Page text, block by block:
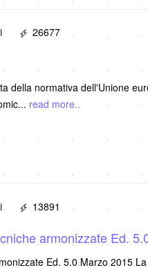
26677
... read more..
13891
e norme tecniche
Ed. 5.0 Marzo 2015